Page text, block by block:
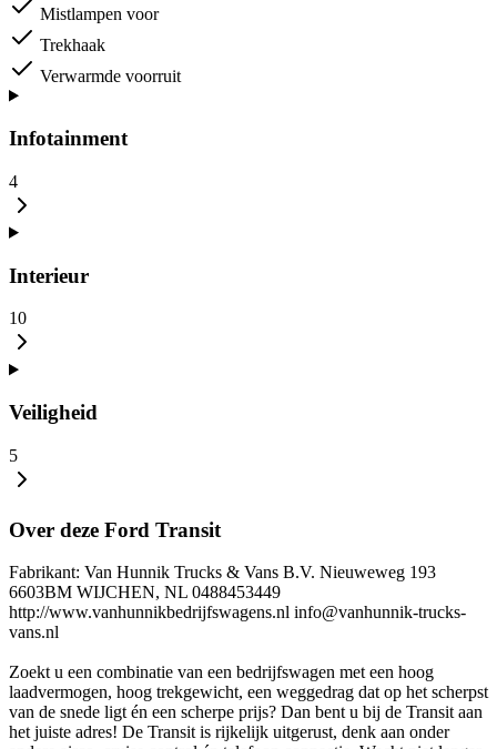
Mistlampen voor
Trekhaak
Verwarmde voorruit
Infotainment
4
Interieur
10
Veiligheid
5
Over deze Ford Transit
Fabrikant: Van Hunnik Trucks & Vans B.V. Nieuweweg 193
6603BM WIJCHEN, NL 0488453449
http://www.vanhunnikbedrijfswagens.nl info@vanhunnik-trucks-
vans.nl
Zoekt u een combinatie van een bedrijfswagen met een hoog
laadvermogen, hoog trekgewicht, een weggedrag dat op het scherpst
van de snede ligt én een scherpe prijs? Dan bent u bij de Transit aan
het juiste adres! De Transit is rijkelijk uitgerust, denk aan onder